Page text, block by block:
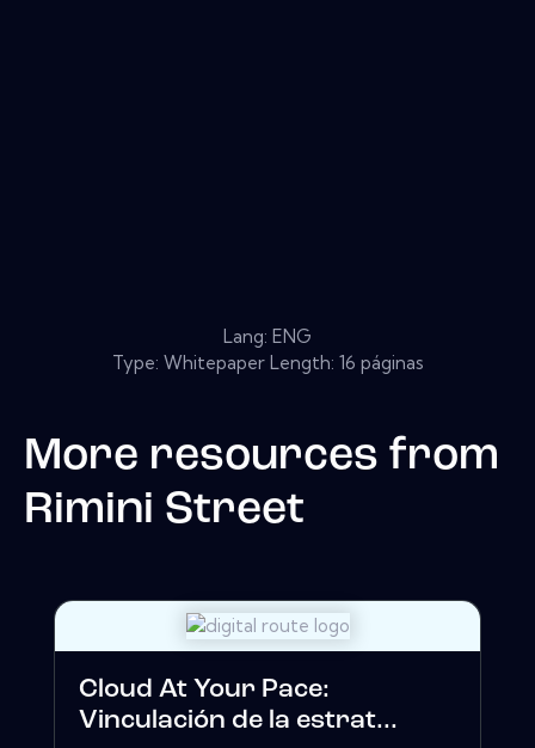
Lang: ENG
Type: Whitepaper Length: 16 páginas
More resources from
Rimini Street
Cloud At Your Pace:
Vinculación de la estrat...